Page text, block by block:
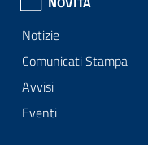
Notizie
Comunicati Stampa
Avvisi
Eventi